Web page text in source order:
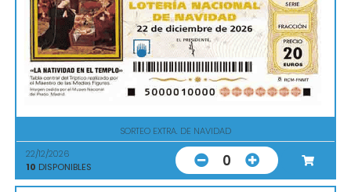
SORTEO EXTRA. DE NAVIDAD
22/12/2026
10 DISPONIBLES 0